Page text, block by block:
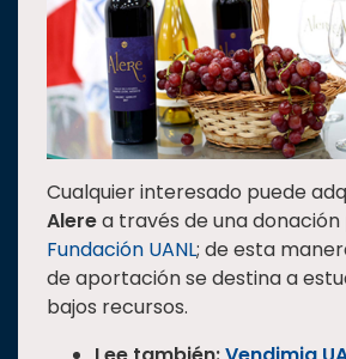
Cualquier interesado puede
Alerea través de una
Fundación UANL; de esta
de aportación se destina a
bajos recursos.